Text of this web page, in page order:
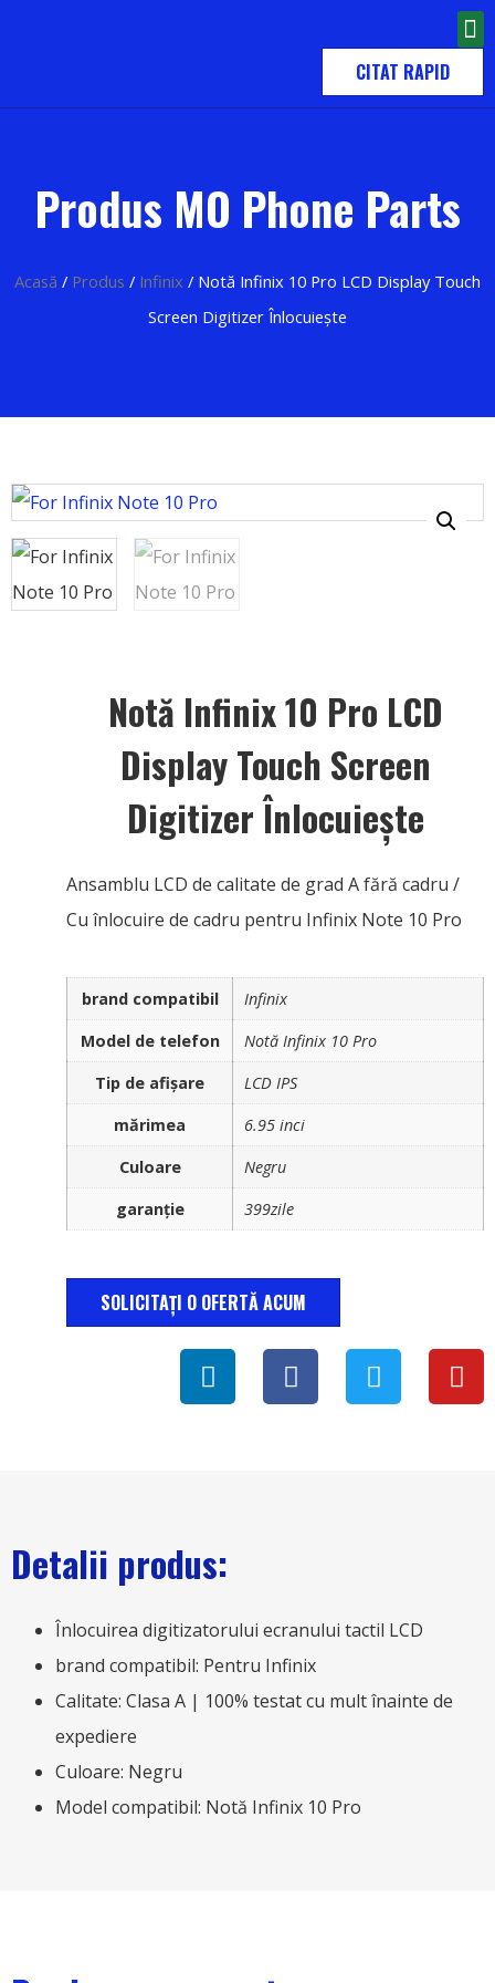
CITAT RAPID
Produs MO Phone Parts
Acasă / Produs / Infinix / Notă Infinix 10 Pro LCD Display Touch
Screen Digitizer Înlocuiește
Notă Infinix 10 Pro LCD
Display Touch Screen
Digitizer Înlocuiește
Ansamblu LCD de calitate de grad A fără cadru /
Cu înlocuire de cadru pentru Infinix Note 10 Pro
brand compatibil
Infinix
Model de telefon
Notă Infinix 10 Pro
Tip de afișare
LCD IPS
mărimea
6.95 inci
Culoare
Negru
garanție
399zile
SOLICITAȚI O OFERTĂ ACUM
Detalii produs:
Înlocuirea digitizatorului ecranului tactil LCD
brand compatibil: Pentru Infinix
Calitate: Clasa A | 100% testat cu mult înainte de
expediere
Culoare: Negru
Model compatibil: Notă Infinix 10 Pro